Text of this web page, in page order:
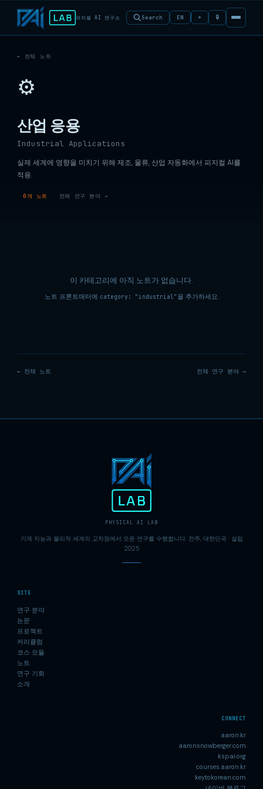
피지컬 AI 연구소 Search EN ☀ 🔒
← 전체 노트
⚙️
산업 응용
Industrial Applications
실제 세계에 영향을 미치기 위해 제조, 물류, 산업 자동화에서 피지컬 AI를
적용.
0개 노트 전체 연구 분야 →
이 카테고리에 아직 노트가 없습니다.
노트 프론트매터에 category: "industrial" 을 추가하세요.
← 전체 노트 전체 연구 분야 →
SITE
연구 분야
논문
프로젝트
커리큘럼
코스 모듈
노트
연구 기회
소개
PHYSICAL AI LAB
기계 지능과 물리적 세계의 교차점에서 오픈 연구를 수행합니다. 전주, 대한민국 · 설립
2025
CONNECT
aaron.kr
aaronsnowberger.com
kspai.org
courses.aaron.kr
keytokorean.com